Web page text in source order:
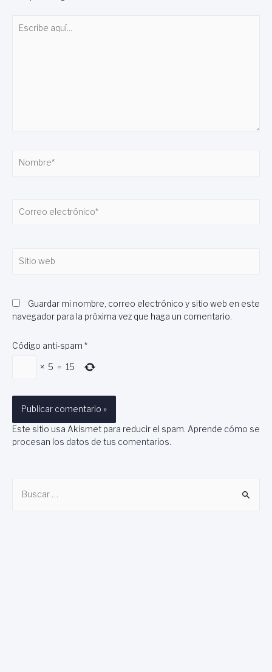
aquí...
electrónico*
web
Guardar mi nombre, correo electrónico y sitio web en este
navegador para la próxima vez que haga un comentario.
Código anti-spam *
× 5 = 15
Este sitio usa Akismet para reducir el spam. Aprende cómo se
procesan los datos de tus comentarios.